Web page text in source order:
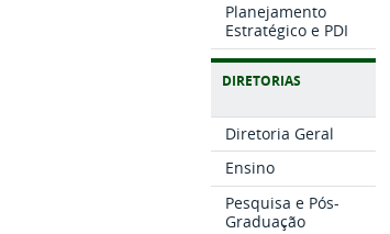
Planejamento
Estratégico e PDI
DIRETORIAS
Diretoria Geral
Ensino
Pesquisa e Pós-
Graduação